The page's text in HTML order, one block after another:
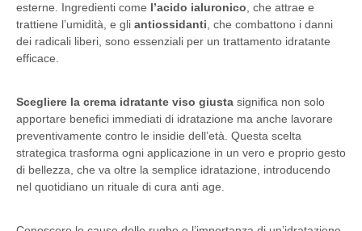
esterne. Ingredienti come l’acido ialuronico , che attrae e
trattiene l’umidità, e gli antiossidanti , che combattono i danni
dei radicali liberi, sono essenziali per un trattamento idratante
efficace.
Scegliere la crema idratante viso giusta significa non solo
apportare benefici immediati di idratazione ma anche lavorare
preventivamente contro le insidie dell’età. Questa scelta
strategica trasforma ogni applicazione in un vero e proprio gesto
di bellezza, che va oltre la semplice idratazione, introducendo
nel quotidiano un rituale di cura anti age.